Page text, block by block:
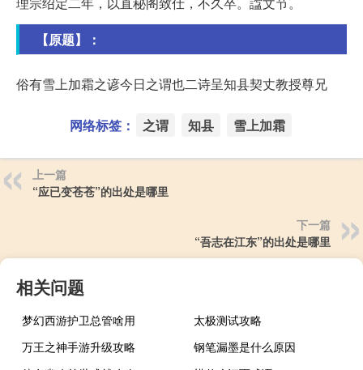
【原题】：
俗有雪上加霜之谚今日之谓也二诗呈知县契丈教授尊兄
网络标签： 之谓 知县 雪上加霜
上一篇
“应已变苍苍”的出处是哪里
下一篇
“吾志在江东”的出处是哪里
相关问题
梦幻西游护卫总管啥用
太极测试攻略
万王之神手游升级攻略
钢笔漏墨是什么原因